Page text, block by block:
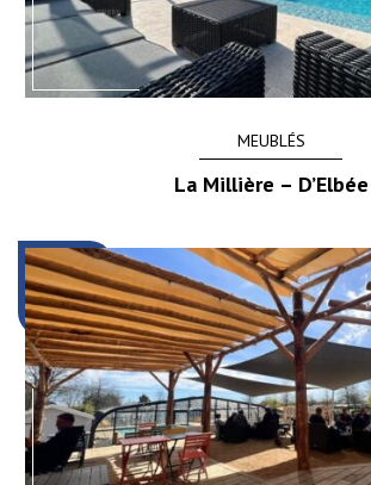
MEUBLÉS
La Millière – D’Elbée